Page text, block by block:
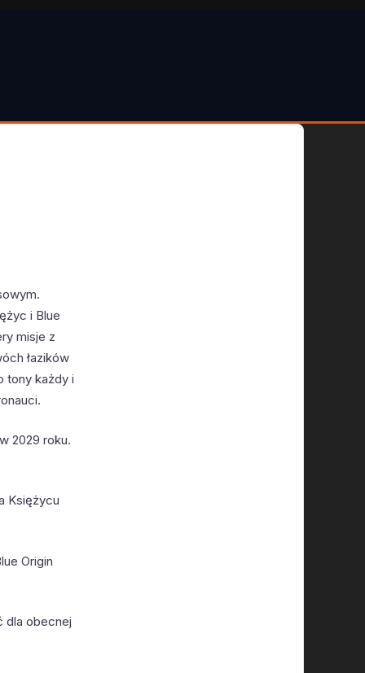
i Blue
misje z
łazików
tony każdy i
2029 roku.
Księżycu
Origin
dla obecnej